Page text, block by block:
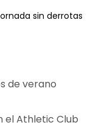
sin derrotas
de verano
el Athletic Club